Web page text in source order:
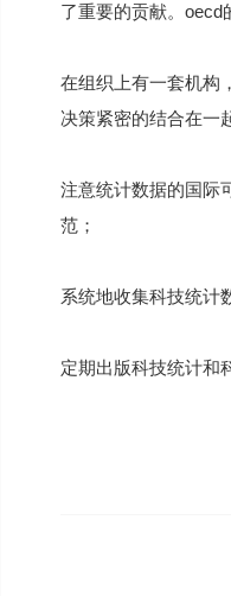
了重要的贡献。oecd
在组织上有一套机构
决策紧密的结合在一
注意统计数据的国际
范；
系统地收集科技统计
定期出版科技统计和